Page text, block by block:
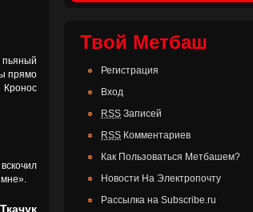
пьяный
прямо
мне».
Твой Метбаш
Регистрация
Вход
RSS Записей
RSS Комментариев
Как Пользоваться Метбашем?
Новости На Электропочту
Рассылка на Subscribe.ru